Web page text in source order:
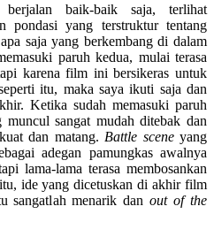
baik-baik saja, terlihat
pondasi yang terstruktur tentang
saja yang berkembang di dalam
paruh kedua, mulai terasa
karena film ini bersikeras untuk
itu, maka saya ikuti saja dan
Ketika sudah memasuki paruh
sangat mudah ditebak dan
dan matang. Battle sceneyang
adegan pamungkas awalnya
lama-lama terasa membosankan
ide yang dicetuskan di akhir film
sangatlah menarik danout of the